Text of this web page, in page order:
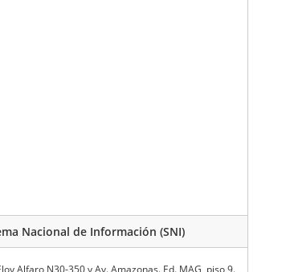
Nacional de Información (SNI)
Alfaro N30-350 y Av. Amazonas. Ed. MAG, piso 9.